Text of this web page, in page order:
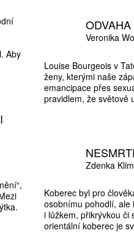
Aby
Veronika
Louise Bourgeois v
ženy, kterými naše
emancipace přes
pravidlem, že světově
Zdenka
Koberec byl pro
osobnímu pohodlí, ale
i lůžkem, přikrývkou či
orientální koberec je